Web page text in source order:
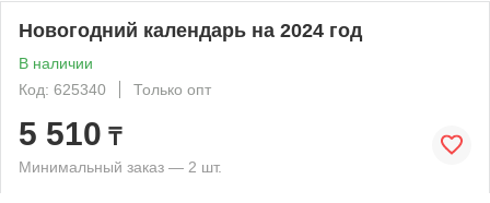
Новогодний календарь на 2024 год
В наличии
Код: 625340
Только опт
5 510 ₸
Минимальный заказ — 2 шт.